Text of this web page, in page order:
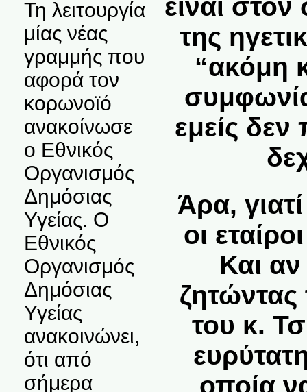
Τη λειτουργία
μίας νέας
γραμμής που
αφορά τον
κορωνοϊό
ανακοίνωσε
ο Εθνικός
Οργανισμός
Δημόσιας
Υγείας. Ο
Εθνικός
Οργανισμός
Δημόσιας
Υγείας
ανακοινώνει,
ότι από
σήμερα
είναι
της
“ακόμη
εμείς δεν
Άρα,
οι
Και
του κ.
οποία